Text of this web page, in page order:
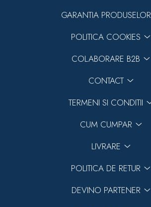
GARANTIA PRODUSELOR
POLITICA COOKIES
COLABORARE B2B
CONTACT
TERMENI SI CONDITII
CUM CUMPAR
LIVRARE
POLITICA DE RETUR
DEVINO PARTENER